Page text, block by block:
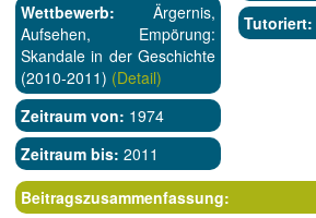
Wettbewerb: Ärgernis,
Aufsehen, Empörung:
Skandale in der Geschichte
(2010-2011) (Detail)
Zeitraum von: 1974
Zeitraum bis: 2011
Tutoriert:
Beitragszusammenfassung: